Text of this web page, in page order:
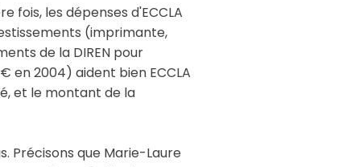
les dépenses d'ECCLA
(imprimante,
de la DIREN pour
en 2004) aident bien ECCLA
et le montant de la
Précisons que Marie-Laure